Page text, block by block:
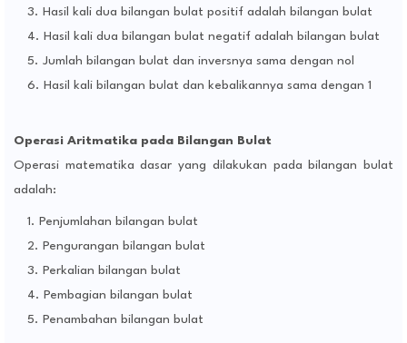
Hasil kali dua bilangan bulat positif adalah bilangan bulat
Hasil kali dua bilangan bulat negatif adalah bilangan bulat
Jumlah bilangan bulat dan inversnya sama dengan nol
Hasil kali bilangan bulat dan kebalikannya sama dengan 1
Operasi Aritmatika pada Bilangan Bulat
Operasi matematika dasar yang dilakukan pada bilangan bulat
adalah:
Penjumlahan bilangan bulat
Pengurangan bilangan bulat
Perkalian bilangan bulat
Pembagian bilangan bulat
Penambahan bilangan bulat